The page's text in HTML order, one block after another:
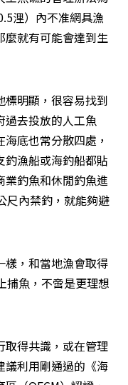
浬）內不准網具漁
麼就有可能會達到生
明顯，很容易找到
過去投放的人工魚
底也常分散四處，
漁船或海釣船都貼
業釣魚和休閒釣魚進
尺內禁釣，就能夠避
樣，和當地漁會取得
捕魚，不啻是更理想
取得共識，或在管理
議利用剛通過的《海